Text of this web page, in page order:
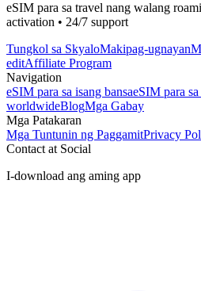
eSIM para sa travel nang walang
activation • 24/7 support
Tungkol sa SkyaloMakipag-ugnayan
editAffiliate Program
Navigation
eSIM para sa isang bansaeSIM para
worldwideBlogMga Gabay
Mga Patakaran
Mga Tuntunin ng PaggamitPrivacy
Contact at Social
I-download ang aming app